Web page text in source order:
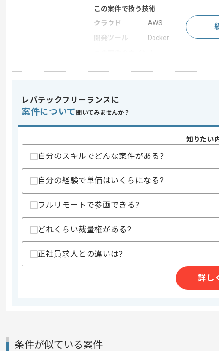
この案件で扱う技術
クラウド
AWS
開発ツール
Docker
・RESTful APIまたはGraphQL API of
・AWSを中心としたクラウド環境での
・コンテナベースのアプリケーション運
・サーバレスアーキテクチャを用いた
・Goを用いたバックエンド開発経験
歓迎スキル
・エンタープライズ向けシステムの設計
・認証、認可の設計経験
レバテックフリーランスに
案件について 聞いてみませんか？
知りたい
自分のスキルでどんな案件がある?
自分の経験で単価はいくらになる?
フルリモートで参画できる?
どれくらい裁量権がある?
正社員求人との違いは?
詳し
条件が似ている案件